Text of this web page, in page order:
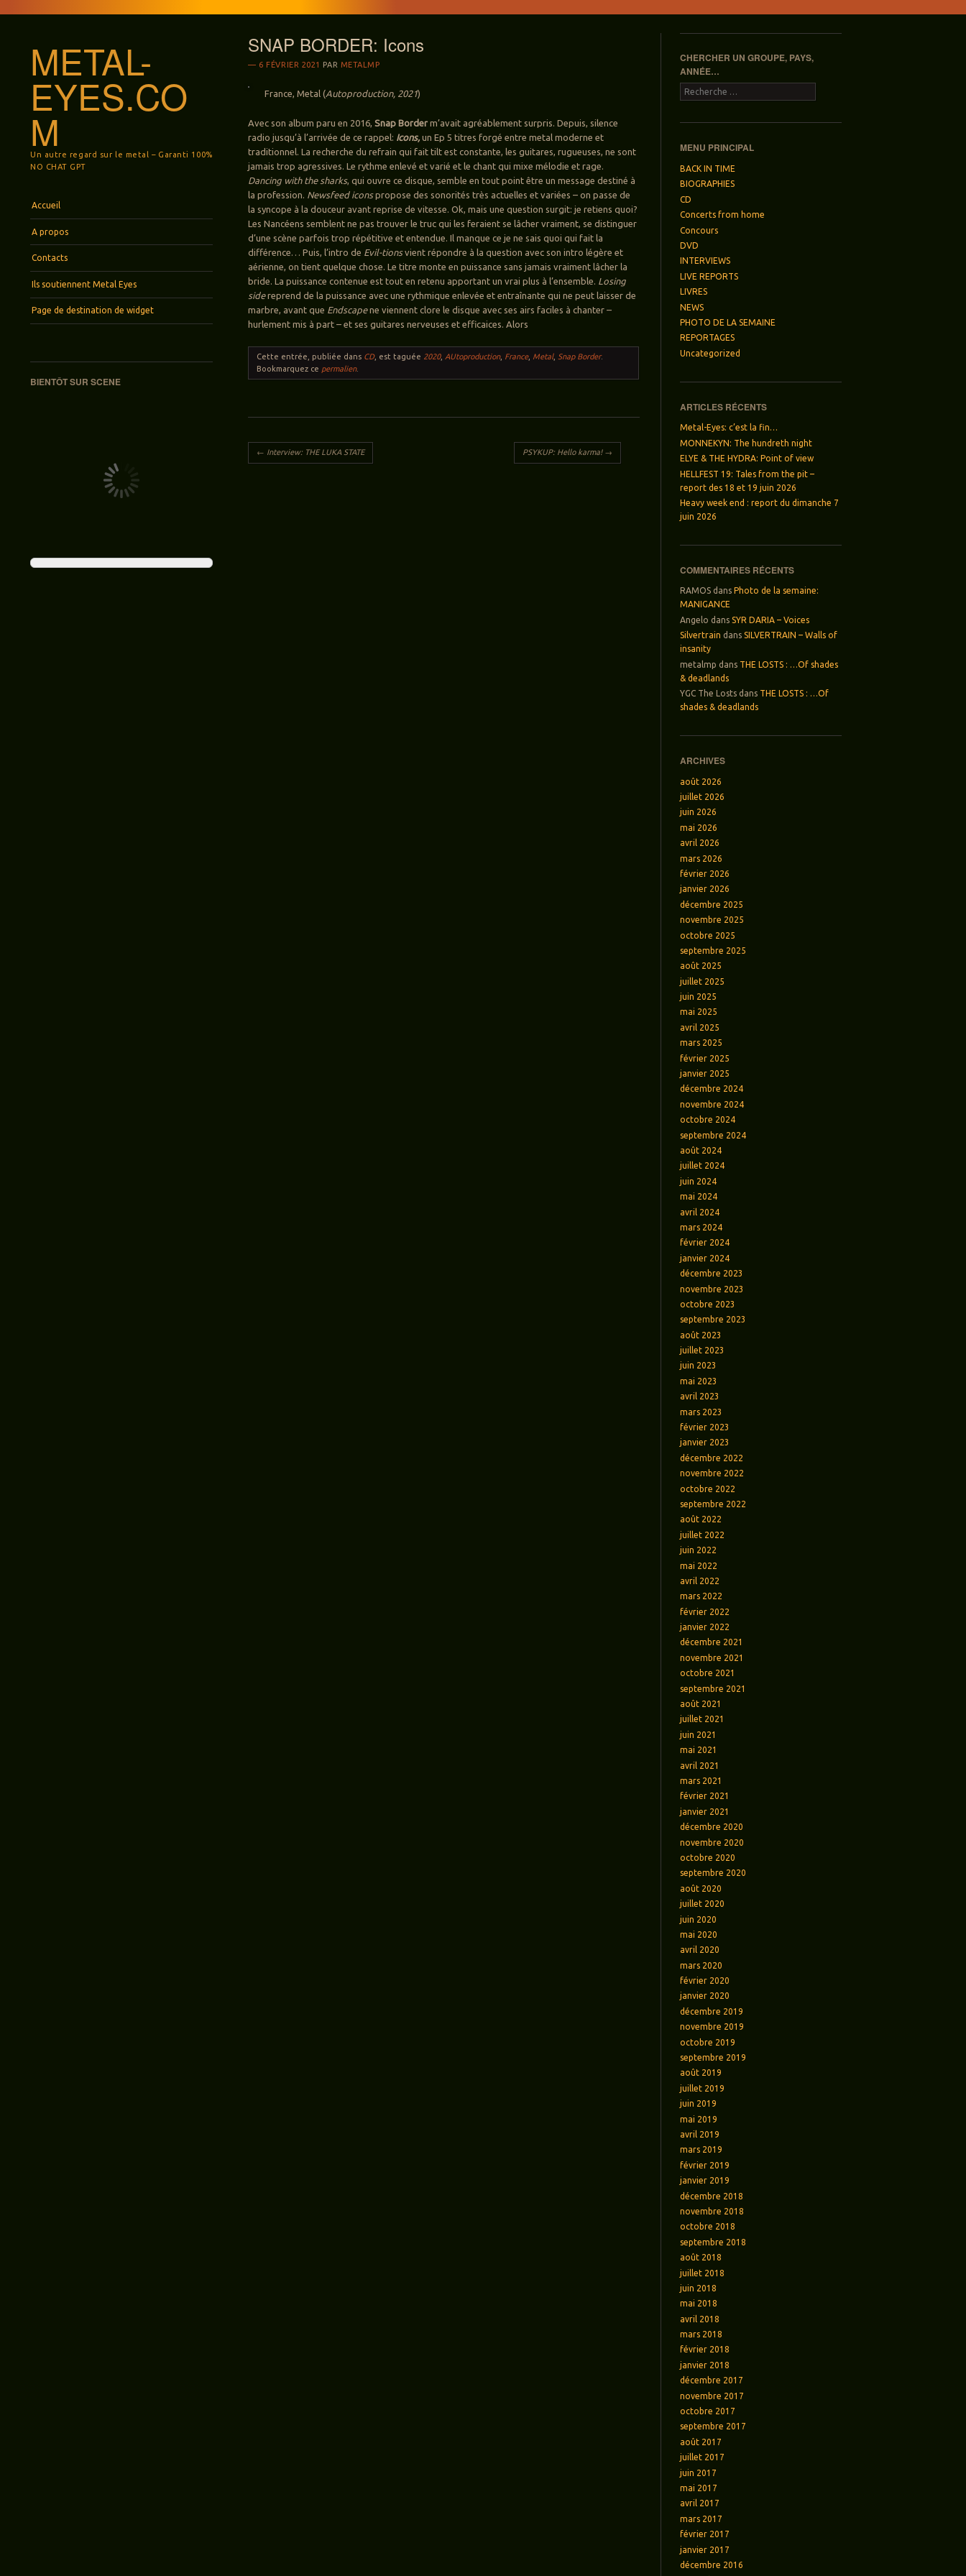
METAL-
EYES.CO
M
Un autre regard sur le metal – Garanti 100%
NO CHAT GPT
Aller au contenu principal
Accueil
A propos
Contacts
Ils soutiennent Metal Eyes
Page de destination de widget
BIENTÔT SUR SCENE
SNAP BORDER: Icons
6 FÉVRIER 2021 PAR METALMP
France, Metal (Autoproduction, 2021)
Avec son album paru en 2016,Snap Border m’avait agréablement surpris. Depuis, silence
radio jusqu’à l’arrivée de ce rappel: Icons,un Ep 5 titres forgé entre metal moderne et
traditionnel. La recherche du refrain qui fait tilt est constante, les guitares, rugueuses, ne sont
jamais trop agressives. Le rythme enlevé et varié et le chant qui mixe mélodie et rage.
Dancing with the sharks, qui ouvre ce disque, semble en tout point être un message destiné à
la profession. Newsfeed iconspropose des sonorités très actuelles et variées – on passe de
la syncope à la douceur avant reprise de vitesse. Ok, mais une question surgit: je retiens quoi?
Les Nancéens semblent ne pas trouver le truc qui les feraient se lâcher vraiment, se distinguer
d’une scène parfois trop répétitive et entendue. Il manque ce je ne sais quoi qui fait la
différence… Puis, l’intro de Evil-tionsvient répondre à la question avec son intro légère et
aérienne, on tient quelque chose. Le titre monte en puissance sans jamais vraiment lâcher la
bride. La puissance contenue est tout en retenu apportant un vrai plus à l’ensemble. Losing
sidereprend de la puissance avec une rythmique enlevée et entraînante qui ne peut laisser de
marbre, avant que Endscapene viennent clore le disque avec ses airs faciles à chanter –
hurlement mis à part – et ses guitares nerveuses et efficaices. Alors
Cette entrée, publiée dans CD, est taguée 2020, AUtoproduction, France, Metal, Snap Border.
Bookmarquez ce permalien.
Navigation des articles
← Interview: THE LUKA STATE PSYKUP: Hello karma! →
CHERCHER UN GROUPE, PAYS,
ANNÉE…
Recherche
MENU PRINCIPAL
BACK IN TIME
BIOGRAPHIES
CD
Concerts from home
Concours
DVD
INTERVIEWS
LIVE REPORTS
LIVRES
NEWS
PHOTO DE LA SEMAINE
REPORTAGES
Uncategorized
ARTICLES RÉCENTS
Metal-Eyes: c’est la fin…
MONNEKYN: The hundreth night
ELYE & THE HYDRA: Point of view
HELLFEST 19: Tales from the pit –
report des 18 et 19 juin 2026
Heavy week end : report du dimanche 7
juin 2026
COMMENTAIRES RÉCENTS
RAMOS dans Photo de la semaine:
MANIGANCE
Angelo dansSYR DARIA – Voices
Silvertrain dansSILVERTRAIN – Walls of
insanity
metalmp dans THE LOSTS : …Of shades
& deadlands
YGC The Losts dans THE LOSTS : …Of
shades & deadlands
ARCHIVES
août 2026
juillet 2026
juin 2026
mai 2026
avril 2026
mars 2026
février 2026
janvier 2026
décembre 2025
novembre 2025
octobre 2025
septembre 2025
août 2025
juillet 2025
juin 2025
mai 2025
avril 2025
mars 2025
février 2025
janvier 2025
décembre 2024
novembre 2024
octobre 2024
septembre 2024
août 2024
juillet 2024
juin 2024
mai 2024
avril 2024
mars 2024
février 2024
janvier 2024
décembre 2023
novembre 2023
octobre 2023
septembre 2023
août 2023
juillet 2023
juin 2023
mai 2023
avril 2023
mars 2023
février 2023
janvier 2023
décembre 2022
novembre 2022
octobre 2022
septembre 2022
août 2022
juillet 2022
juin 2022
mai 2022
avril 2022
mars 2022
février 2022
janvier 2022
décembre 2021
novembre 2021
octobre 2021
septembre 2021
août 2021
juillet 2021
juin 2021
mai 2021
avril 2021
mars 2021
février 2021
janvier 2021
décembre 2020
novembre 2020
octobre 2020
septembre 2020
août 2020
juillet 2020
juin 2020
mai 2020
avril 2020
mars 2020
février 2020
janvier 2020
décembre 2019
novembre 2019
octobre 2019
septembre 2019
août 2019
juillet 2019
juin 2019
mai 2019
avril 2019
mars 2019
février 2019
janvier 2019
décembre 2018
novembre 2018
octobre 2018
septembre 2018
août 2018
juillet 2018
juin 2018
mai 2018
avril 2018
mars 2018
février 2018
janvier 2018
décembre 2017
novembre 2017
octobre 2017
septembre 2017
août 2017
juillet 2017
juin 2017
mai 2017
avril 2017
mars 2017
février 2017
janvier 2017
décembre 2016